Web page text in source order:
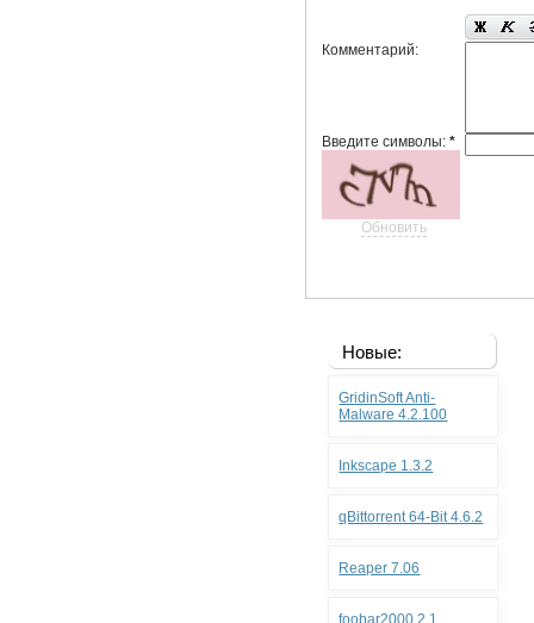
Комментарий:
Введите символы:*
Обновить
Новые:
GridinSoft Anti-
Malware 4.2.100
Inkscape 1.3.2
qBittorrent 64-Bit 4.6.2
Reaper 7.06
foobar2000 2.1